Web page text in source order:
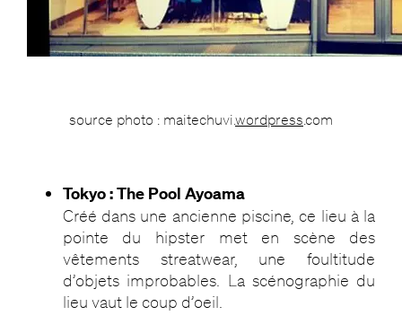
source photo : maitechuvi.wordpress .com
Tokyo : The Pool Ayoama
Créé dans une ancienne piscine, ce lieu à la
pointe du hipster met en scène des
vêtements streatwear, une foultitude
d’objets improbables. La scénographie du
lieu vaut le coup d’oeil.